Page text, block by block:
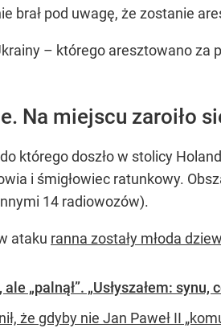
brał pod uwagę, że zostanie
– którego aresztowano za
Na miejscu zaroiło
którego doszło w stolicy
i śmigłowiec ratunkowy.
14 radiowozów).
ataku ranna zostały młoda
„palnął”. „Usłyszałem: synu,
że gdyby nie Jan Paweł II